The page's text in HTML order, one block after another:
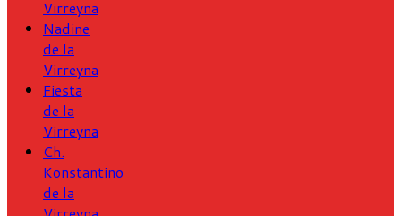
Virreyna
Nadine
de la
Virreyna
Fiesta
de la
Virreyna
Ch.
Konstantino
de la